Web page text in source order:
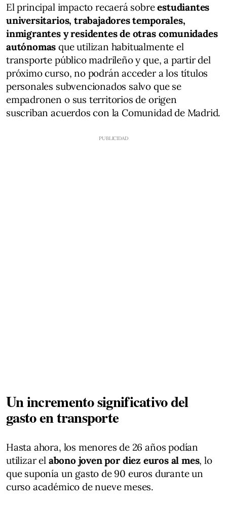
El principal impacto recaerá sobreestudiantes
universitarios, trabajadores temporales,
inmigrantes y residentes de otras comunidades
autónomas que utilizan habitualmente el
transporte público madrileño y que, a partir del
próximo curso, no podrán acceder a los títulos
personales subvencionados salvo que se
empadronen o sus territorios de origen
suscriban acuerdos con la Comunidad de Madrid.
Un incremento significativo del
gasto en transporte
Hasta ahora, los menores de 26 años podían
utilizar el abono joven por diez euros al mes, lo
que suponía un gasto de 90 euros durante un
curso académico de nueve meses.